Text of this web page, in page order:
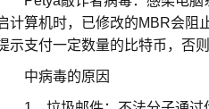
计算机时，已修改的MBR会阻
示支付一定数量的比特币，否
中病毒的原因